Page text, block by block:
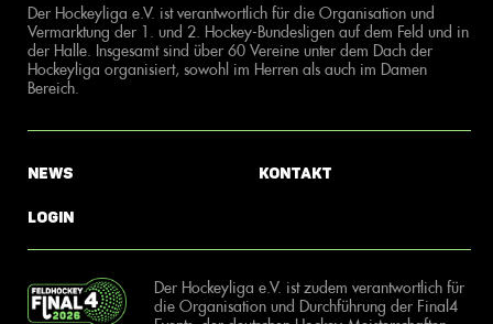
Der Hockeyliga e.V. ist verantwortlich für die Organisation und
Vermarktung der 1. und 2. Hockey-Bundesligen auf dem Feld und in
der Halle. Insgesamt sind über 60 Vereine unter dem Dach der
Hockeyliga organisiert, sowohl im Herren als auch im Damen
Bereich.
News
Login
Kontakt
Der Hockeyliga e.V. ist zudem verantwortlich für
die Organisation und Durchführung der Final4